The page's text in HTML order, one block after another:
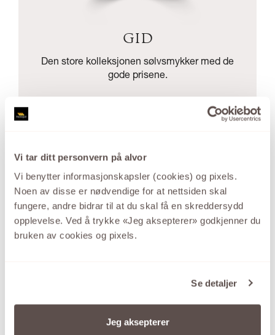
Vi tar ditt personvern på alvor
Vi benytter informasjonskapsler (cookies) og pixels.
Noen av disse er nødvendige for at nettsiden skal
fungere, andre bidrar til at du skal få en skreddersydd
opplevelse. Ved å trykke «Jeg aksepterer» godkjenner du
bruken av cookies og pixels.
Se detaljer
Jeg aksepterer
GID
Den store kolleksjonen sølvsmykker med de
gode prisene.
MG DIAMONDS